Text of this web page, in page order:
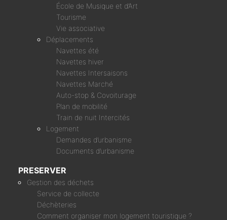
École de Musique et d’Art
Tourisme
Vie associative
Déplacements
Navettes été
Navettes hiver
Navettes Intersaisons
Navettes Marché
Auto-stop & Covoiturage
Plan de mobilité
Train de nuit Intercités
Logement
Demandes d’urbanisme
Documents d’urbanisme
PRESERVER
Gestion des déchets
Service de collecte
Déchèteries
Comment organiser mon logement touristique ?